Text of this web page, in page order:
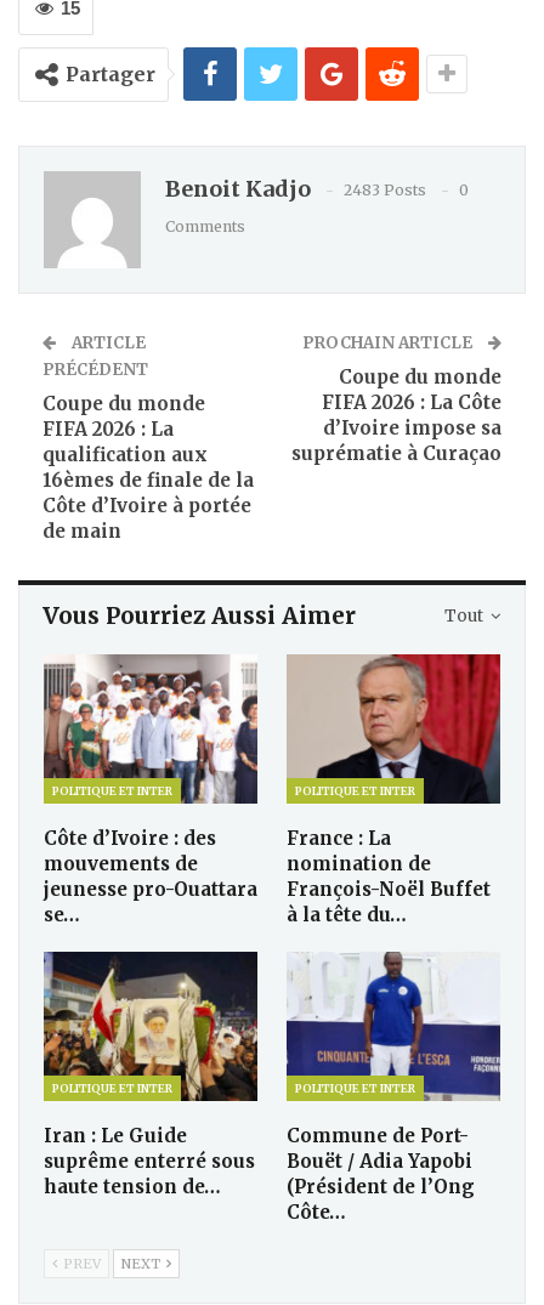
15
Partager
Benoit Kadjo 2483 Posts
0
Comments
ARTICLE
PRÉCÉDENT
Coupe du monde
FIFA 2026 : La
qualification aux
16èmes de finale de la
Côte d’Ivoire à portée
de main
PROCHAIN ARTICLE
Coupe du monde
FIFA 2026 : La Côte
d’Ivoire impose sa
suprématie à Curaçao
Tout
Vous Pourriez Aussi Aimer
POLITIQUE ET INTER
Côte d’Ivoire : des
mouvements de
jeunesse pro-Ouattara
se…
POLITIQUE ET INTER
France : La
nomination de
François-Noël Buffet
à la tête du…
POLITIQUE ET INTER
Iran : Le Guide
suprême enterré sous
haute tension de…
POLITIQUE ET INTER
Commune de Port-
Bouët / Adia Yapobi
(Président de l’Ong
Côte…
PREV NEXT